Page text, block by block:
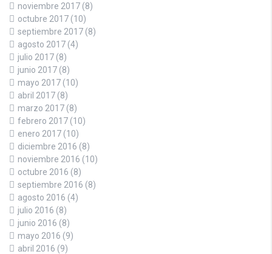
noviembre 2017 (8)
octubre 2017 (10)
septiembre 2017 (8)
agosto 2017 (4)
julio 2017 (8)
junio 2017 (8)
mayo 2017 (10)
abril 2017 (8)
marzo 2017 (8)
febrero 2017 (10)
enero 2017 (10)
diciembre 2016 (8)
noviembre 2016 (10)
octubre 2016 (8)
septiembre 2016 (8)
agosto 2016 (4)
julio 2016 (8)
junio 2016 (8)
mayo 2016 (9)
abril 2016 (9)